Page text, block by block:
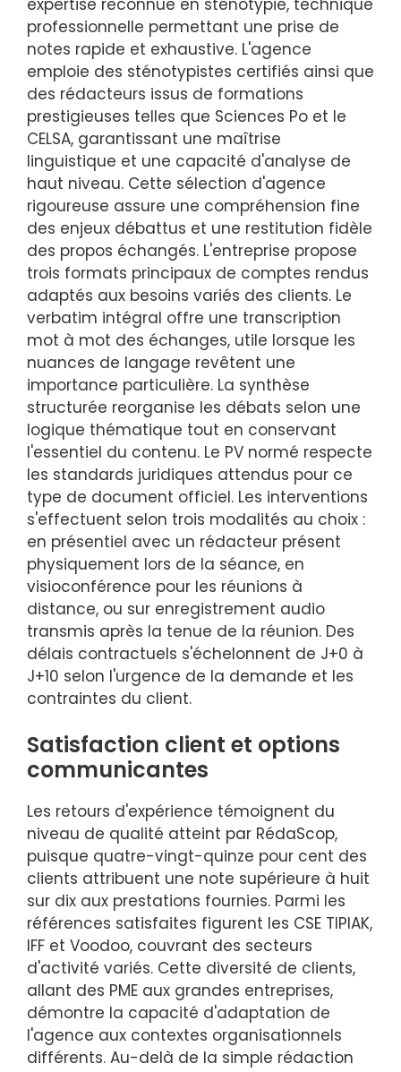
professionnelle permettant une prise de
notes rapide et exhaustive. L'agence
emploie des sténotypistes certifiés ainsi que
des rédacteurs issus de formations
prestigieuses telles que Sciences Po et le
CELSA, garantissant une maîtrise
linguistique et une capacité d'analyse de
haut niveau. Cette sélection d'agence
rigoureuse assure une compréhension fine
des enjeux débattus et une restitution fidèle
des propos échangés. L'entreprise propose
trois formats principaux de comptes rendus
adaptés aux besoins variés des clients. Le
verbatim intégral offre une transcription
mot à mot des échanges, utile lorsque les
nuances de langage revêtent une
importance particulière. La synthèse
structurée reorganise les débats selon une
logique thématique tout en conservant
l'essentiel du contenu. Le PV normé respecte
les standards juridiques attendus pour ce
type de document officiel. Les interventions
s'effectuent selon trois modalités au choix :
en présentiel avec un rédacteur présent
physiquement lors de la séance, en
visioconférence pour les réunions à
distance, ou sur enregistrement audio
transmis après la tenue de la réunion. Des
délais contractuels s'échelonnent de J+0 à
J+10 selon l'urgence de la demande et les
contraintes du client.
Satisfaction client et options
communicantes
Les retours d'expérience témoignent du
niveau de qualité atteint par RédaScop,
puisque quatre-vingt-quinze pour cent des
clients attribuent une note supérieure à huit
sur dix aux prestations fournies. Parmi les
références satisfaites figurent les CSE TIPIAK,
IFF et Voodoo, couvrant des secteurs
d'activité variés. Cette diversité de clients,
allant des PME aux grandes entreprises,
démontre la capacité d'adaptation de
l'agence aux contextes organisationnels
différents. Au-delà de la simple rédaction